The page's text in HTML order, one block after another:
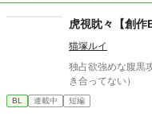
虎視眈々【創作
猫塚ルイ
独占欲強めな腹黒
き合ってない）
BL 連載中 短編